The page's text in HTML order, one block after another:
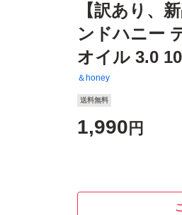
【訳あり、
ンドハニー
オイル 3.0
＆honey
送料無料
1,990 円